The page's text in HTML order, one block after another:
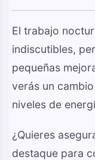
El trabajo
indiscutibles,
pequeñas
verás un
niveles de
¿Quieres
destaque para